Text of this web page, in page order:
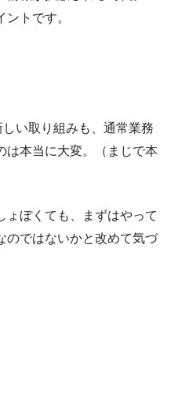
トです。
い取り組みも、通常業務
は本当に大変。（まじで本
ょぼくても、まずはやって
のではないかと改めて気づ